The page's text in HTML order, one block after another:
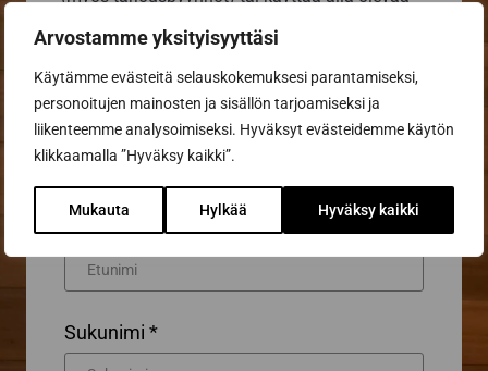
Arvostamme yksityisyyttäsi
Käytämme evästeitä selauskokemuksesi parantamiseksi,
personoitujen mainosten ja sisällön tarjoamiseksi ja
liikenteemme analysoimiseksi. Hyväksyt evästeidemme käytön
klikkaamalla ”Hyväksy kaikki”.
Mukauta Hylkää Hyväksy kaikki
Yhteydenottolomake
Haluan lisätietoa Haluan tarjouksen
Etunimi *
Sukunimi *